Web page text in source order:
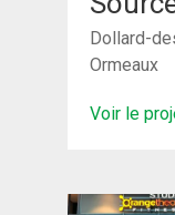
Dollard-
Ormeaux
Voir le